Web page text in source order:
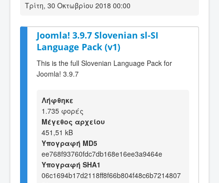
Τρίτη, 30 Οκτωβρίου 2018 00:00
Joomla! 3.9.7 Slovenian sl-SI
Language Pack (v1)
This is the full Slovenian Language Pack for
Joomla! 3.9.7
Λήφθηκε
1.735 φορές
Μέγεθος αρχείου
451,51 kB
Υπογραφή MD5
ee768f93760fdc7db168e16ee3a9464e
Υπογραφή SHA1
06c1694b17d2118ff8f66b804f48c6b7214807